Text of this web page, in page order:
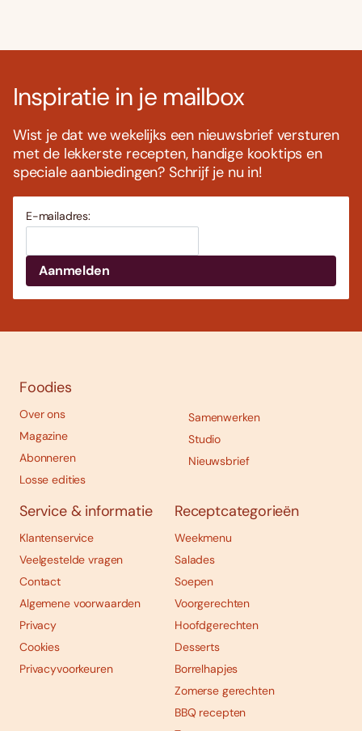
Inspiratie in je mailbox
Wist je dat we wekelijks een nieuwsbrief versturen
met de lekkerste recepten, handige kooktips en
speciale aanbiedingen? Schrijf je nu in!
E-mailadres:
Foodies
Over ons
Magazine
Abonneren
Losse edities
Samenwerken
Studio
Nieuwsbrief
Service & informatie
Klantenservice
Veelgestelde vragen
Contact
Algemene voorwaarden
Privacy
Cookies
Privacyvoorkeuren
Receptcategorieën
Weekmenu
Salades
Soepen
Voorgerechten
Hoofdgerechten
Desserts
Borrelhapjes
Zomerse gerechten
BBQ recepten